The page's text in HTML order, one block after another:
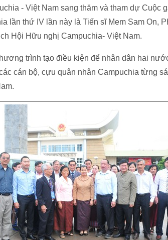
- Việt Nam sang thăm và tham dự Cuộc
lần thứ IV lần này là Tiến sĩ Mem Sam On,
Hội Hữu nghị Campuchia- Việt Nam.
trình tạo điều kiện để nhân dân hai
cán bộ, cựu quân nhân Campuchia từng